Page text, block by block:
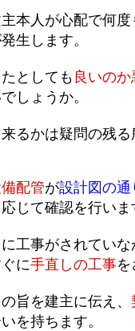
本人が心配で何
生します。
としても 良いの
しょうか。
るかは疑問の残
配管が設計図の通
じて確認を行いま
工事がされてい
に手直しの工事
旨を建主に伝え、
を持ちます。